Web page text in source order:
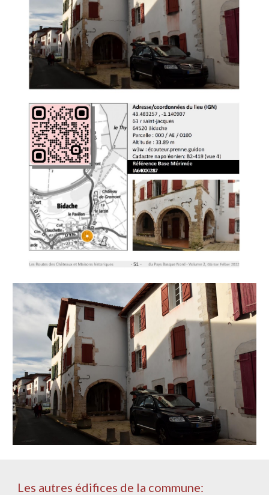
Les autres édifices de la commune: